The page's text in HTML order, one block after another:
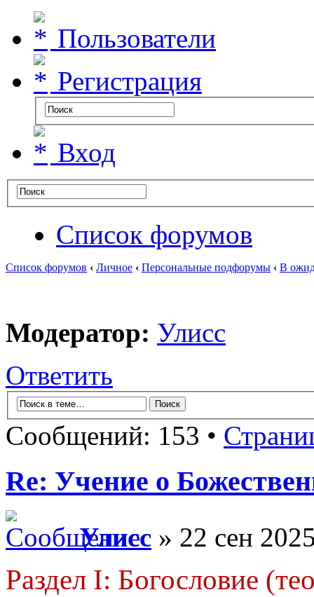
Пользователи
Регистрация
Вход
Список форумов
Список форумов ‹ Личное ‹ Персональные подфорумы ‹ В
Модератор: Улисс
Ответить
Сообщений: 153 •
Re: Учение о
Улисс » 22 сен
Раздел I: Богословие